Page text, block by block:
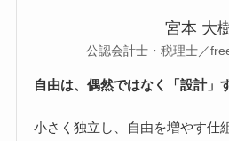
宮本 大
公認会計士・税理士／
自由は、偶然ではなく「設計」
小さく独立し、自由を増やす仕